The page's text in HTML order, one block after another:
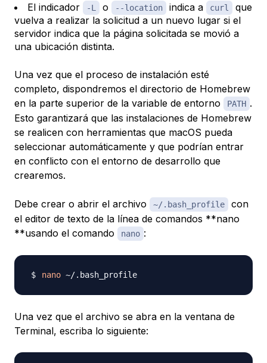
El indicador
-L o --location indica a curl
que
vuelva a realizar la solicitud a un nuevo lugar si el
servidor indica que la página solicitada se movió a
una ubicación distinta.
Una vez que el proceso de instalación esté
completo, dispondremos el directorio de Homebrew
en la parte superior de la variable de entorno
PATH .
Esto garantizará que las instalaciones de Homebrew
se realicen con herramientas que macOS pueda
seleccionar automáticamente y que podrían entrar
en conflicto con el entorno de desarrollo que
crearemos.
Debe crear o abrir el archivo ~/.bash_profile
con
el editor de texto de la línea de comandos **nano
**usando el comando
nano :
nano
Una vez que el archivo se abra en la ventana de
Terminal, escriba lo siguiente: